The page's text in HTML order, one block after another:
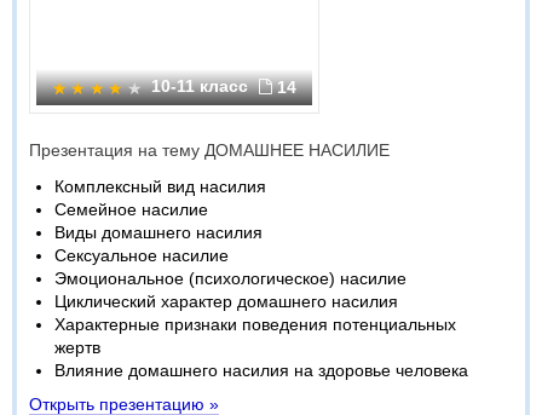
10-11 класс 14
Презентация на тему ДОМАШНЕЕ НАСИЛИЕ
Комплексный вид насилия
Семейное насилие
Виды домашнего насилия
Сексуальное насилие
Эмоциональное (психологическое) насилие
Циклический характер домашнего насилия
Характерные признаки поведения потенциальных
жертв
Влияние домашнего насилия на здоровье человека
Открыть презентацию »